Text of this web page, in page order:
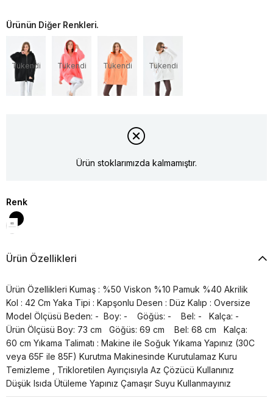
Ürünün Diğer Renkleri.
Tükendi Tükendi Tükendi Tükendi
Ürün stoklarımızda kalmamıştır.
Renk
Ürün Özellikleri
Ürün Özellikleri Kumaş : %50 Viskon %10 Pamuk %40 Akrilik
Kol : 42 Cm Yaka Tipi : Kapşonlu Desen : Düz Kalıp : Oversize
Model Ölçüsü Beden: - Boy: - Göğüs: - Bel: - Kalça: -
Ürün Ölçüsü Boy: 73 cm Göğüs: 69 cm Bel: 68 cm Kalça:
60 cm Yıkama Talimatı : Makine ile Soğuk Yıkama Yapınız (30C
veya 65F ile 85F) Kurutma Makinesinde Kurutulamaz Kuru
Temizleme , Trikloretilen Ayırıçısıyla Az Çözücü Kullanınız
Düşük Isıda Ütüleme Yapınız Çamaşır Suyu Kullanmayınız